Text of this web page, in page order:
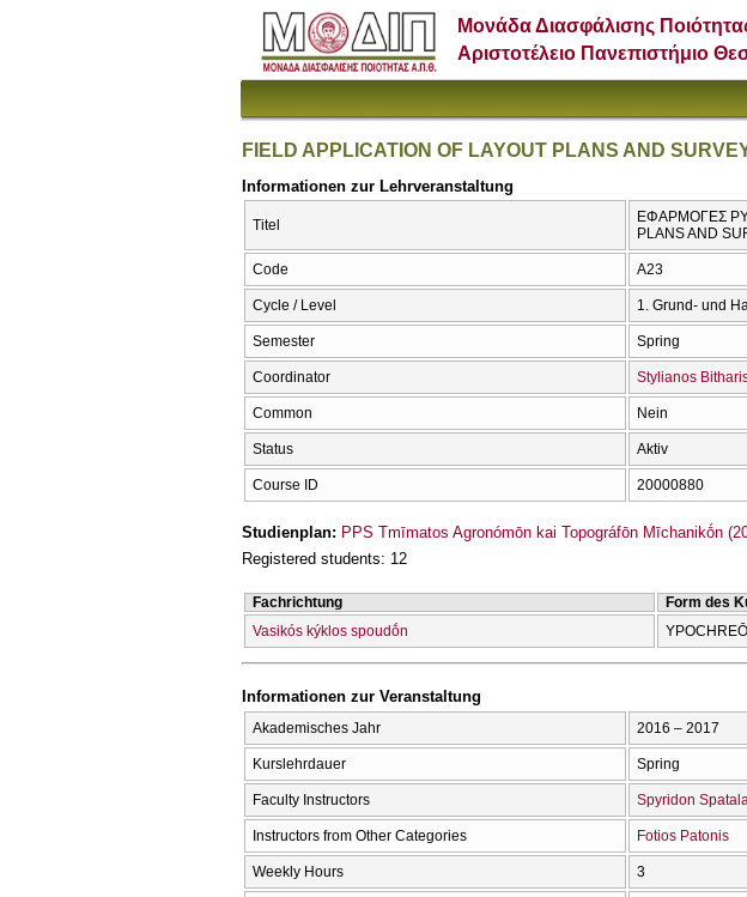
Μονάδα Διασφάλισης
Αριστοτέλειο Πανεπιστήμιο
FIELD APPLICATION OF LAYOUT PLANS AND
Informationen zur Lehrveranstaltung
Titel
ΕΦΑΡΜΟΓΕΣ
PLANS AND
Code Α23
Cycle / Level 1. Grund- und
Semester Spring
Coordinator Stylianos
Common Nein
Status Aktiv
Course ID 20000880
Studienplan: PPS Tmīmatos Agronómōn kai Topográfōn Mīchanikṓn
Registered students: 12
Fachrichtung Form des
Vasikós kýklos spoudṓn
Informationen zur Veranstaltung
Akademisches Jahr 2016 – 2017
Kurslehrdauer Spring
Faculty Instructors Spyridon
Instructors from Other Categories Fotios Patonis
Weekly Hours 3